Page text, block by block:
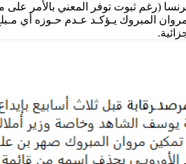
لمروان المبروك يـؤكـد عـدم حـوزه